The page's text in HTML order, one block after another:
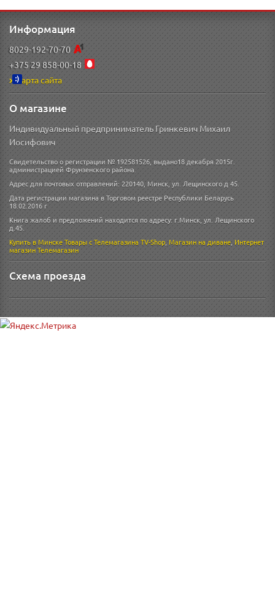
Информация
8029-192-70-70
+375 29 858-00-18
Карта сайта
О магазине
Индивидуальный предприниматель Гринкевич Михаил
Иосифович
Свидетельство о регистрации № 192581526, выдано18 декабря 2015г.
администрацией Фрунзенского района.
Адрес для почтовых отправлений: 220140, Минск, ул. Лещинского д 45.
Дата регистрации магазина в Торговом реестре Республики Беларусь
18.02.2016 г
Книга жалоб и предложений находится по адресу: г.Минск, ул. Лещинского
д.45.
Купить в МинскеТовары с Телемагазина TV-Shop,Магазин на диване,Интернет
магазинТелемагазин
Схема проезда